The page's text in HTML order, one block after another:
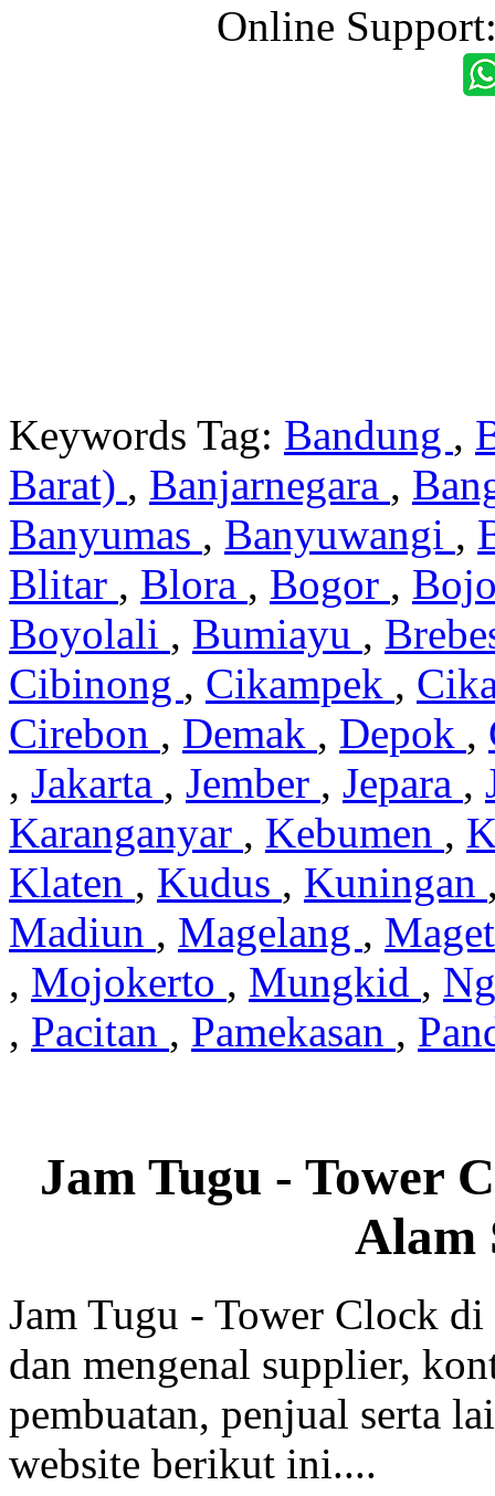
Online
Keywords Tag: Bandung ,
Barat) , Banjarnegara ,
Banyumas , Banyuwangi ,
Blitar , Blora , Bogor ,
Boyolali , Bumiayu ,
Cibinong , Cikampek ,
Cirebon , Demak , Depok ,
, Jakarta , Jember , Jepara ,
Karanganyar , Kebumen ,
Klaten , Kudus , Kuningan
Madiun , Magelang ,
, Mojokerto , Mungkid ,
, Pacitan , Pamekasan ,
Jam Tugu - Tower
Alam
Jam Tugu - Tower Clock
dan mengenal supplier,
pembuatan, penjual serta
website berikut ini....